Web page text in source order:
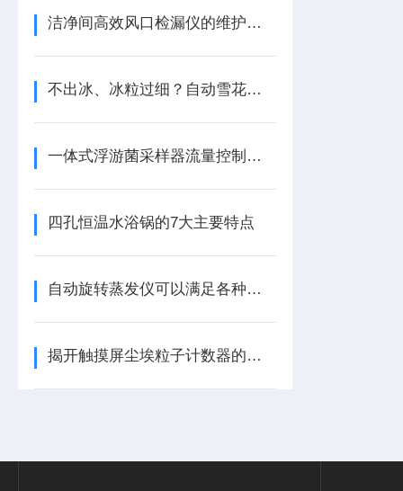
洁净间高效风口检漏仪的维护与校准要点
不出冰、冰粒过细？自动雪花制冰机故障快速诊断
一体式浮游菌采样器流量控制技术
四孔恒温水浴锅的7大主要特点
自动旋转蒸发仪可以满足各种使用目的
揭开触摸屏尘埃粒子计数器的神秘面纱